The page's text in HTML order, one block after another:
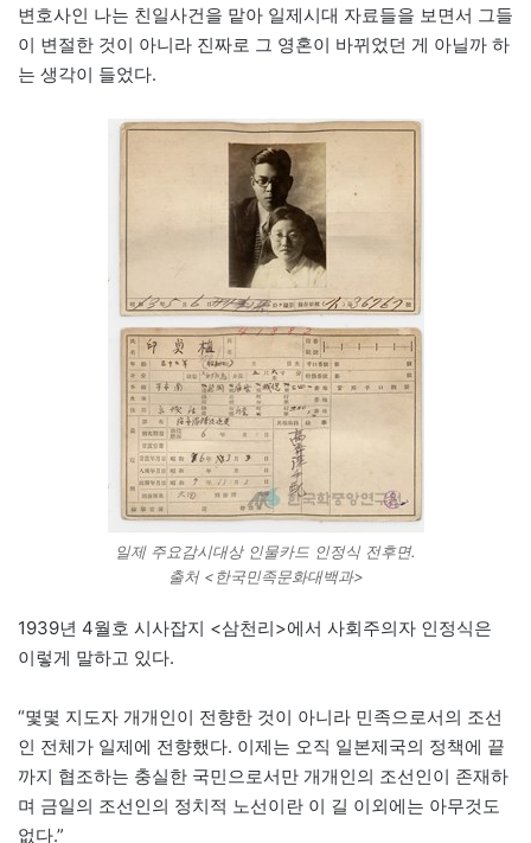
변호사인 나는 친일사건을 맡아 일제시대 자료들을 보면서 그들
이 변절한 것이 아니라 진짜로 그 영혼이 바뀌었던 게 아닐까 하
는 생각이 들었다.
일제 주요감시대상 인물카드 인정식 전후면.
출처 <한국민족문화대백과>
1939년 4월호 시사잡지 <삼천리>에서 사회주의자 인정식은
이렇게 말하고 있다.
“몇몇 지도자 개개인이 전향한 것이 아니라 민족으로서의 조선
인 전체가 일제에 전향했다. 이제는 오직 일본제국의 정책에 끝
까지 협조하는 충실한 국민으로서만 개개인의 조선인이 존재하
며 금일의 조선인의 정치적 노선이란 이 길 이외에는 아무것도
없다.”